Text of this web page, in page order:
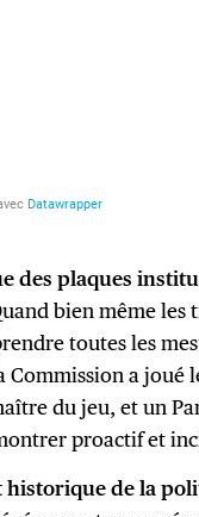
des plaques
bien même
toutes les
Commission a joué
du jeu, et un
proactif et
de la